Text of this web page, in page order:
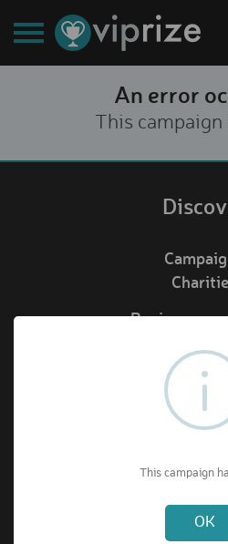
An error
This campaign
Business
About
How it
This campaign
OK